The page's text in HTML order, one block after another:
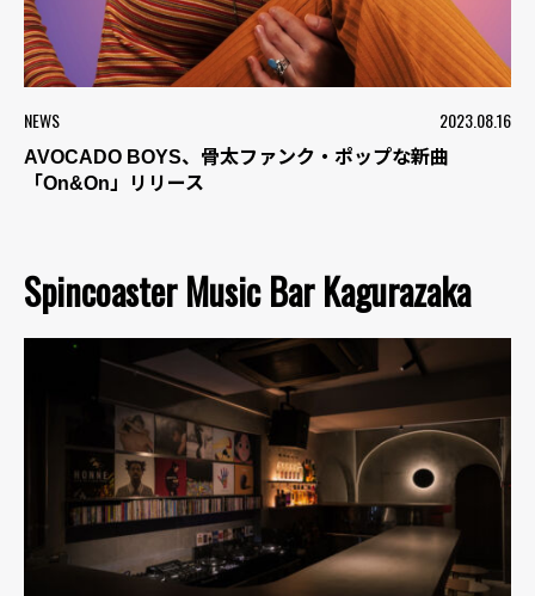
NEWS 2023.08.16
AVOCADO BOYS、骨太ファンク・ポップな新曲
「On&On」リリース
Spincoaster Music Bar Kagurazaka